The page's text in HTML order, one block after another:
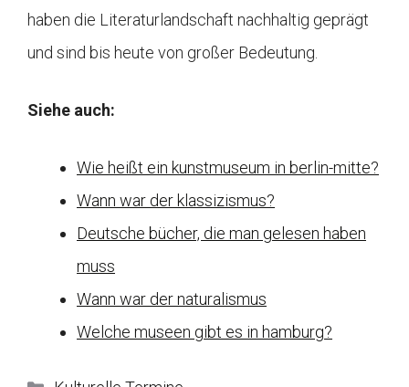
haben die Literaturlandschaft nachhaltig geprägt
und sind bis heute von großer Bedeutung.
Siehe auch:
Wie heißt ein kunstmuseum in berlin-mitte?
Wann war der klassizismus?
Deutsche bücher, die man gelesen haben
muss
Wann war der naturalismus
Welche museen gibt es in hamburg?